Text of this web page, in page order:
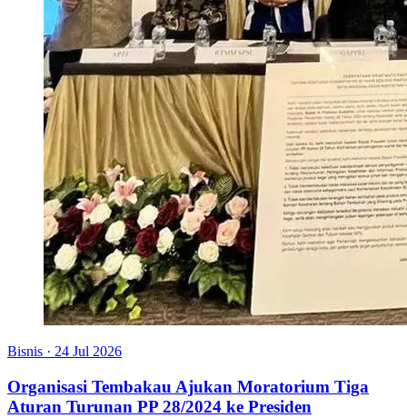
Bisnis · 24 Jul 2026
Organisasi Tembakau Ajukan Moratorium Tiga
Aturan Turunan PP 28/2024 ke Presiden